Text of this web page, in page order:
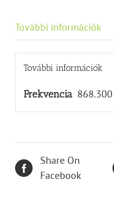
További információk
További információk
Frekvencia 868.300
Share On
Facebook